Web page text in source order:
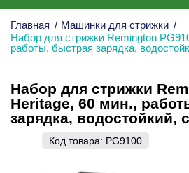
Главная / Машинки для стрижки /
Набор для стрижки Remington
работы, быстрая зарядка,
Набор для стрижки
Heritage, 60 мин.,
зарядка, водостойкий,
Код товара: PG9100